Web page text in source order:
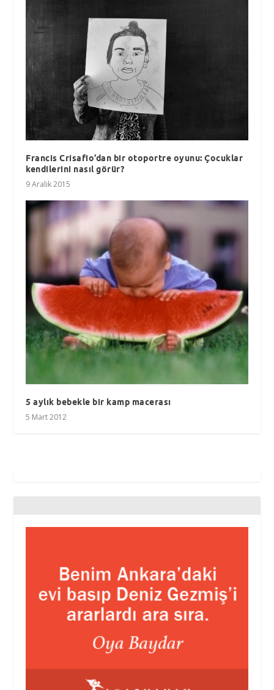
Francis Crisafio’dan bir otoportre oyunu: Çocuklar
kendilerini nasıl görür?
9 Aralık 2015
5 aylık bebekle bir kamp macerası
5 Mart 2012